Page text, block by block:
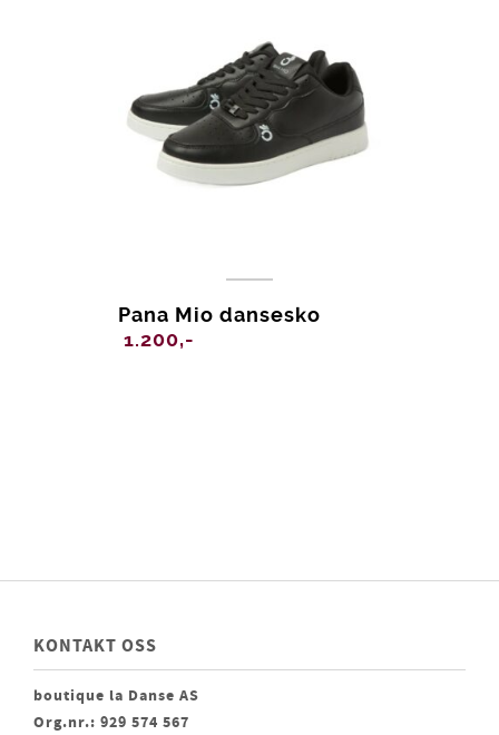
Pana Mio dansesko
1.200,-
KONTAKT OSS
boutique la Danse AS
Org.nr.: 929 574 567